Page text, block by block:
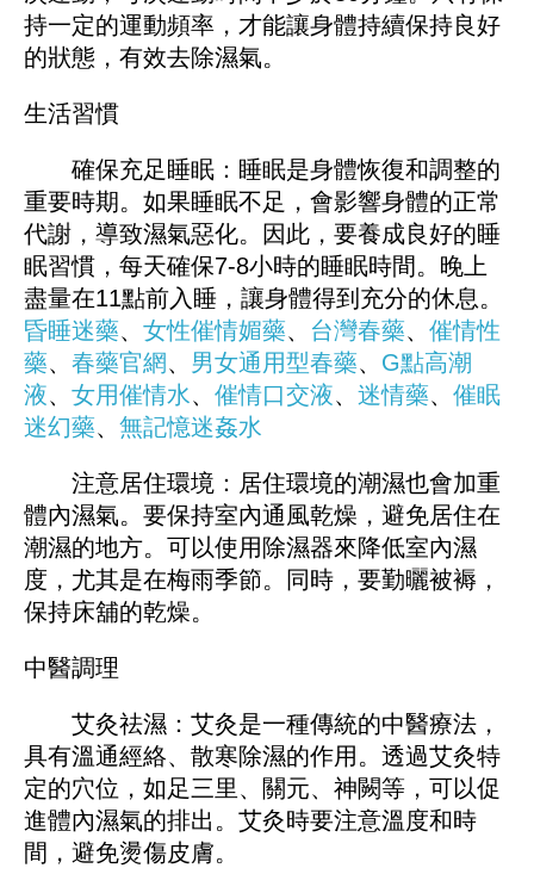
持一定的運動頻率，才能讓身體持續保持良好
的狀態，有效去除濕氣。
生活習慣
確保充足睡眠：睡眠是身體恢復和調整的
重要時期。如果睡眠不足，會影響身體的正常
代謝，導致濕氣惡化。因此，要養成良好的睡
眠習慣，每天確保7-8小時的睡眠時間。晚上
盡量在11點前入睡，讓身體得到充分的休息。
昏睡迷藥、 女性催情媚藥、 台灣春藥、 催情性
藥、 春藥官網、 男女通用型春藥、 G點高潮
液、 女用催情水、 催情口交液、 迷情藥、 催眠
迷幻藥、 無記憶迷姦水
注意居住環境：居住環境的潮濕也會加重
體內濕氣。要保持室內通風乾燥，避免居住在
潮濕的地方。可以使用除濕器來降低室內濕
度，尤其是在梅雨季節。同時，要勤曬被褥，
保持床舖的乾燥。
中醫調理
艾灸祛濕：艾灸是一種傳統的中醫療法，
具有溫通經絡、散寒除濕的作用。透過艾灸特
定的穴位，如足三里、關元、神闕等，可以促
進體內濕氣的排出。艾灸時要注意溫度和時
間，避免燙傷皮膚。